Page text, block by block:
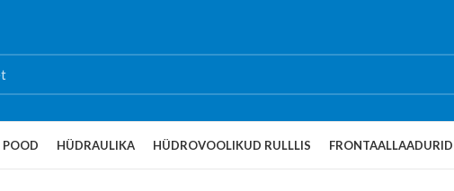
POOD HÜDRAULIKA HÜDROVOOLIKUD RULLLIS FRONTAALLAADURID